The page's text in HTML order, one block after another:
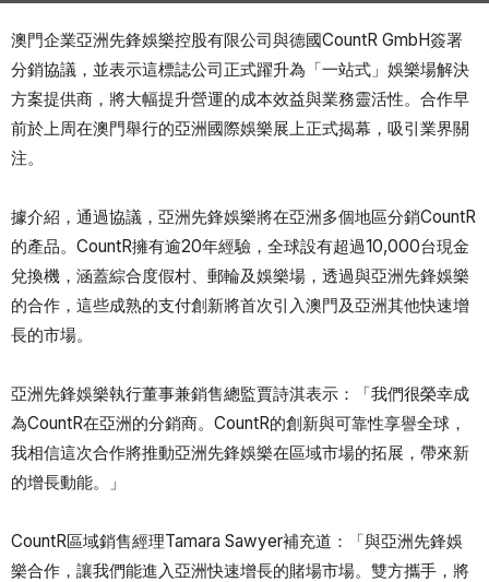
澳門企業亞洲先鋒娛樂控股有限公司與德國CountR GmbH簽署
分銷協議，並表示這標誌公司正式躍升為「一站式」娛樂場解決
方案提供商，將大幅提升營運的成本效益與業務靈活性。合作早
前於上周在澳門舉行的亞洲國際娛樂展上正式揭幕，吸引業界關
注。
據介紹，通過協議，亞洲先鋒娛樂將在亞洲多個地區分銷CountR
的產品。CountR擁有逾20年經驗，全球設有超過10,000台現金
兌換機，涵蓋綜合度假村、郵輪及娛樂場，透過與亞洲先鋒娛樂
的合作，這些成熟的支付創新將首次引入澳門及亞洲其他快速增
長的市場。
亞洲先鋒娛樂執行董事兼銷售總監賈詩淇表示：「我們很榮幸成
為CountR在亞洲的分銷商。CountR的創新與可靠性享譽全球，
我相信這次合作將推動亞洲先鋒娛樂在區域市場的拓展，帶來新
的增長動能。」
CountR區域銷售經理Tamara Sawyer補充道：「與亞洲先鋒娛
樂合作，讓我們能進入亞洲快速增長的賭場市場。雙方攜手，將